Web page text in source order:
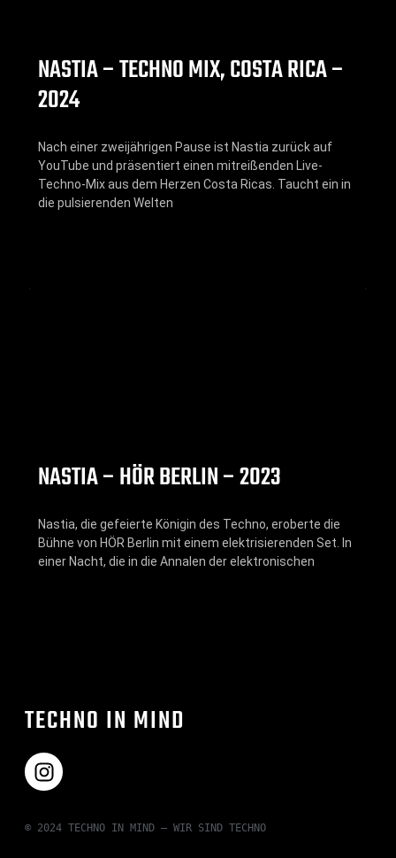
NASTIA – TECHNO MIX, COSTA RICA –
2024
Nach einer zweijährigen Pause ist Nastia zurück auf
YouTube und präsentiert einen mitreißenden Live-
Techno-Mix aus dem Herzen Costa Ricas. Taucht ein in
die pulsierenden Welten
NASTIA – HÖR BERLIN – 2023
Nastia, die gefeierte Königin des Techno, eroberte die
Bühne von HÖR Berlin mit einem elektrisierenden Set. In
einer Nacht, die in die Annalen der elektronischen
TECHNO IN MIND
© 2024 TECHNO IN MIND – WIR SIND TECHNO